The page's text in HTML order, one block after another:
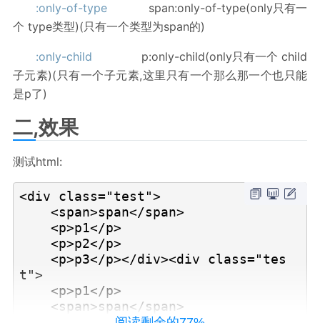
:only-of-type span:only-of-type(only只有一
个 type类型)(只有一个类型为span的)
:only-child p:only-child(only只有一个 child
子元素)(只有一个子元素,这里只有一个那么那一个也只能
是p了)
二,效果
测试html:
<div class="test">
<span>span</span>
<p>p1</p>
<p>p2</p>
<p>p3</p></div><div class="tes
t">
<p>p1</p>
<span>span</span>